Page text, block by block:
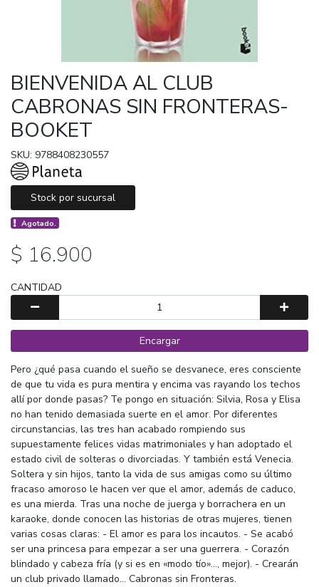
BIENVENIDA AL CLUB
CABRONAS SIN FRONTERAS-
BOOKET
SKU: 9788408230557
Stock por sucursal
Agotado.
$ 16.900
CANTIDAD
Encargar
Pero ¿qué pasa cuando el sueño se desvanece, eres consciente
de que tu vida es pura mentira y encima vas rayando los techos
allí por donde pasas? Te pongo en situación: Silvia, Rosa y Elisa
no han tenido demasiada suerte en el amor. Por diferentes
circunstancias, las tres han acabado rompiendo sus
supuestamente felices vidas matrimoniales y han adoptado el
estado civil de solteras o divorciadas. Y también está Venecia.
Soltera y sin hijos, tanto la vida de sus amigas como su último
fracaso amoroso le hacen ver que el amor, además de caduco,
es una mierda. Tras una noche de juerga y borrachera en un
karaoke, donde conocen las historias de otras mujeres, tienen
varias cosas claras: - El amor es para los incautos. - Se acabó
ser una princesa para empezar a ser una guerrera. - Corazón
blindado y cabeza fría (y si es en «modo tío»…, mejor). - Crearán
un club privado llamado… Cabronas sin Fronteras.